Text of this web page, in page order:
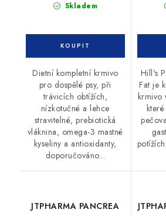
Skladem
Dietní kompletní krmivo
pro dospělé psy, při
trávicích obtížích,
nízkotučné a lehce
stravitelné, prebiotická
vláknina, omega-3 mastné
kyseliny a antioxidanty,
doporučováno...
Hill's
Fat je
krmivo
JTPHARMA PANCREA